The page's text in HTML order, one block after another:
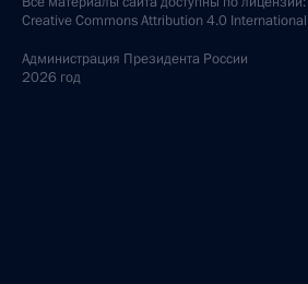
Creative Commons Attribution 4.0 International
Администрация Президента России
2026 год